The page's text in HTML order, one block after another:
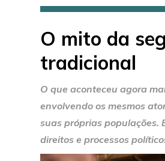
O mito da
tradicional
O que aconteceu agora
envolvendo os mesmos
suas próprias populações.
direitos e processos